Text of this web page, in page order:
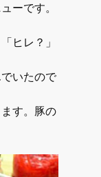
ーです。
ヒレ？」
いたので
す。豚の